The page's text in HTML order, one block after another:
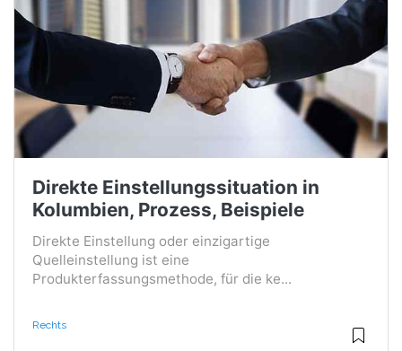
Direkte Einstellungssituation in
Kolumbien, Prozess, Beispiele
Direkte Einstellung oder einzigartige
Quelleinstellung ist eine
Produkterfassungsmethode, für die ke...
Rechts